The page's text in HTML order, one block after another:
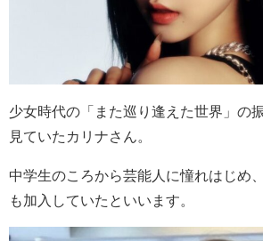
少女時代の「また巡り逢えた世界」の
見ていたカリナさん。
中学生のころから芸能人に憧れはじめ
も加入していたといいます。